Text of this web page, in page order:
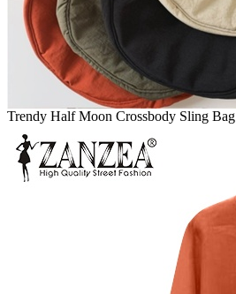
Trendy Half Moon Crossbody Sling Bag